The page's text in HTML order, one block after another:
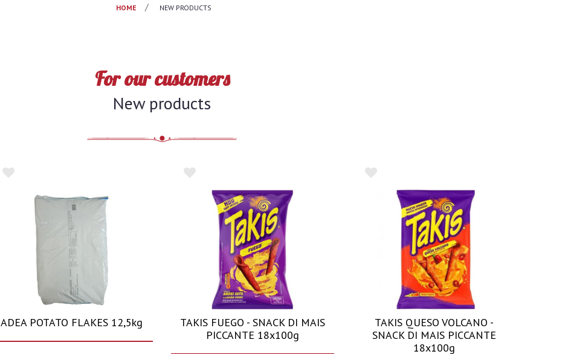
HOME NEW PRODUCTS
For our customers
New products
ADEA POTATO FLAKES 12,5kg
TAKIS FUEGO - SNACK DI MAIS
PICCANTE 18x100g
TAKIS QUESO VOLCANO -
SNACK DI MAIS PICCANTE
18x100g